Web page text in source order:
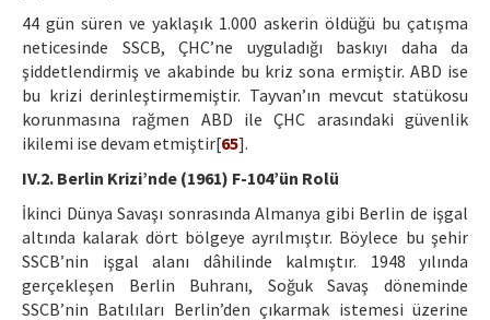
44 gün süren ve yaklaşık 1.000 askerin öldüğü bu çatışma
neticesinde SSCB, ÇHC’ne uyguladığı baskıyı daha da
şiddetlendirmiş ve akabinde bu kriz sona ermiştir. ABD ise
bu krizi derinleştirmemiştir. Tayvan’ın mevcut statükosu
korunmasına rağmen ABD ile ÇHC arasındaki güvenlik
ikilemi ise devam etmiştir[65].
IV.2. Berlin Krizi’nde (1961) F-104’ün Rolü
İkinci Dünya Savaşı sonrasında Almanya gibi Berlin de işgal
altında kalarak dört bölgeye ayrılmıştır. Böylece bu şehir
SSCB’nin işgal alanı dâhilinde kalmıştır. 1948 yılında
gerçekleşen Berlin Buhranı, Soğuk Savaş döneminde
SSCB’nin Batılıları Berlin’den çıkarmak istemesi üzerine